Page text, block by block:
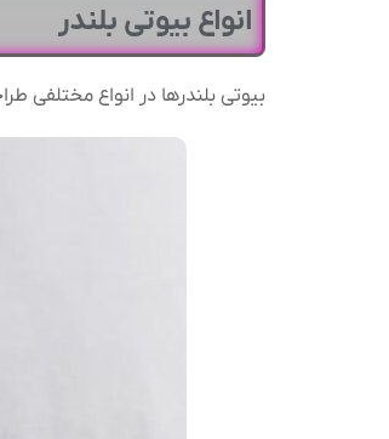
انواع بیوتی بلندر
بیوتی بلندرها در انواع مختلفی